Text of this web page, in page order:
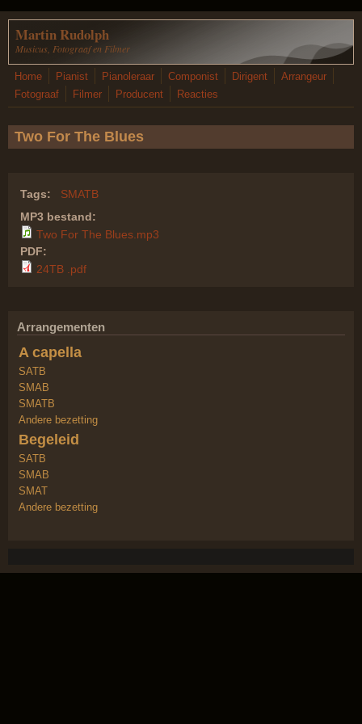
Overslaan en naar de inhoud gaan
Martin Rudolph
Musicus, Fotograaf en Filmer
Home Pianist Pianoleraar Componist Dirigent
Arrangeur
Fotograaf
Filmer Producent Reacties
Two For The Blues
Tags:
SMATB
MP3 bestand:
Two For The Blues.mp3
PDF:
24TB .pdf
Arrangementen
A capella
SATB
SMAB
SMATB
Andere bezetting
Begeleid
SATB
SMAB
SMAT
Andere bezetting